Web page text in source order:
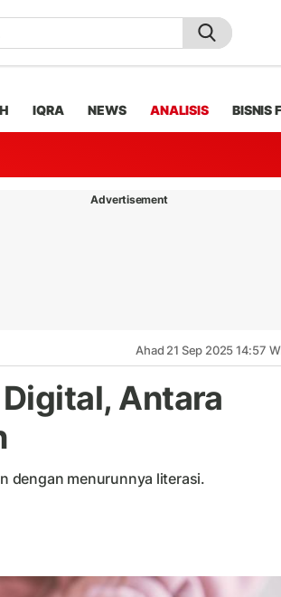
IQRA NEWS ANALISIS BISNIS
Advertisement
Ahad 21 Sep 2025 14:57
Antara
dengan menurunnya literasi.